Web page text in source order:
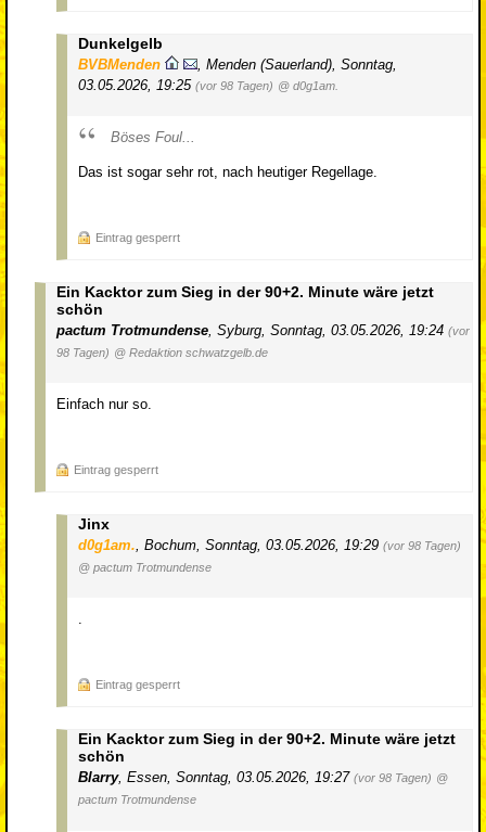
Dunkelgelb
BVBMenden Menden (Sauerland) Sonntag,
03.05.2026, 19:25 (vor 98 Tagen) @ d0g1am.
Böses Foul...
Das ist sogar sehr rot, nach heutiger Regellage.
Eintrag gesperrt
Ein Kacktor zum Sieg in der 90+2. Minute wäre jetzt
schön
pactum Trotmundense Syburg Sonntag, 03.05.2026, 19:24 (vor
98 Tagen) @ Redaktion schwatzgelb.de
Einfach nur so.
Eintrag gesperrt
Jinx
d0g1am., Bochum, Sonntag, 03.05.2026, 19:29 (vor 98 Tagen)
@ pactum Trotmundense
.
Eintrag gesperrt
Ein Kacktor zum Sieg in der 90+2. Minute wäre jetzt
schön
Blarry, Essen, Sonntag, 03.05.2026, 19:27 (vor 98 Tagen) @
pactum Trotmundense